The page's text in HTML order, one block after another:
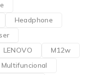
Headphone
LENOVO
M12w
Multifuncional